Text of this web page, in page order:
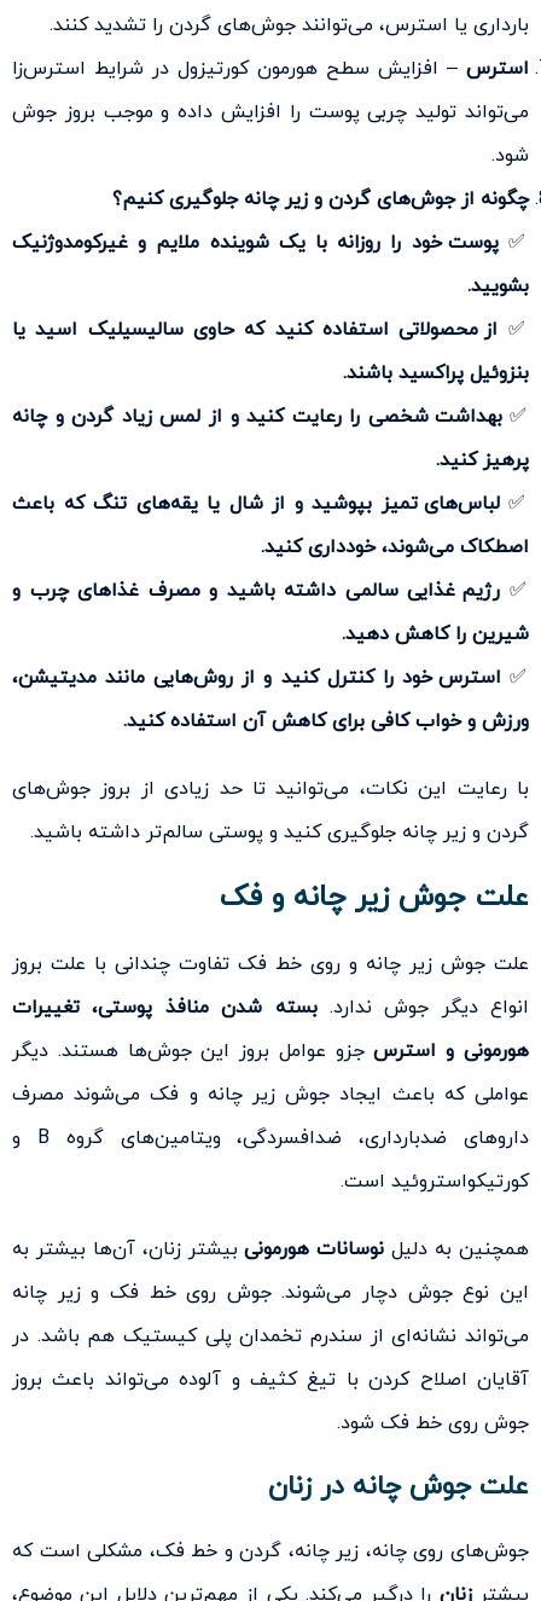
بارداری یا استرس، می‌توانند جوش‌های گردن را تشدید کنند.
استرس – افزایش سطح هورمون کورتیزول در شرایط استرس‌زا
می‌تواند تولید چربی پوست را افزایش داده و موجب بروز جوش
شود.
چگونه از جوش‌های گردن و زیر چانه جلوگیری کنیم؟
✅پوست خود را روزانه با یک شوینده ملایم و غیرکومدوژنیک
بشویید.
✅ از محصولاتی استفاده کنید که حاوی سالیسیلیک اسید یا
بنزوئیل پراکسید باشند.
✅بهداشت شخصی را رعایت کنید و از لمس زیاد گردن و چانه
پرهیز کنید.
✅لباس‌های تمیز بپوشید و از شال یا یقه‌های تنگ که باعث
اصطکاک می‌شوند، خودداری کنید.
✅ رژیم غذایی سالمی داشته باشید و مصرف غذاهای چرب و
شیرین را کاهش دهید.
✅ استرس خود را کنترل کنید و از روش‌هایی مانند مدیتیشن،
ورزش و خواب کافی برای کاهش آن استفاده کنید.
با رعایت این نکات، می‌توانید تا حد زیادی از بروز جوش‌های
گردن و زیر چانه جلوگیری کنید و پوستی سالم‌تر داشته باشید.
علت جوش زیر چانه و فک
علت جوش زیر چانه و روی خط فک تفاوت چندانی با علت بروز
انواع دیگر جوش ندارد.بسته شدن منافذ پوستی، تغییرات
هورمونی و استرسجزو عوامل بروز این جوش‌ها هستند. دیگر
عواملی که باعث ایجاد جوش زیر چانه و فک می‌شوند مصرف
داروهای ضدبارداری، ضدافسردگی، ویتامین‌های گروه B و
کورتیکواستروئید است.
همچنین به دلیل نوسانات هورمونیبیشتر زنان، آن‌ها بیشتر به
این نوع جوش دچار می‌شوند. جوش روی خط فک و زیر چانه
می‌تواند نشانه‌ای از سندرم تخمدان پلی کیستیک هم باشد. در
آقایان اصلاح کردن با تیغ کثیف و آلوده می‌تواند باعث بروز
جوش روی خط فک شود.
علت جوش چانه در زنان
جوش‌های روی چانه، زیر چانه، گردن و خط فک، مشکلی است که
بیشترزنان را درگیر می‌کند. یکی از مهم‌ترین دلایل این موضوع،